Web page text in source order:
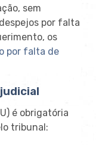
sem
por falta
os
por falta de
é obrigatória
tribunal: